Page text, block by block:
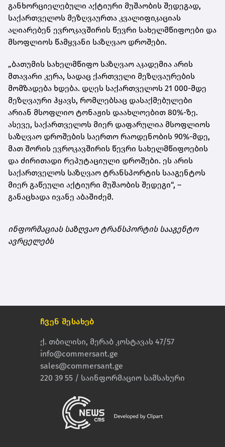
განხორციელებული აქტიური მუშაობის შედეგად,
საქართველოს მეზღვაურთა კვალიფიკაციას
აღიარებენ ევროკავშირის წევრი სახელმწიფოები და
მსოფლიოს წამყვანი საზღვაო დროშები.
„ბათუმის სახელმწიფო საზღვაო აკადემია არის
მთავარი კერა, სადაც ქართველი მეზღვაურების
მომზადება ხდება. დღეს საქართველოს 21 000-მდე
მეზღვაური ჰყავს, რომლებსაც დასაქმებულები
არიან მსოფლიო ტონაჟის დაახლოებით 80%-ზე.
ასევე, საქართველოს მიერ დაფარულია მსოფლიოს
საზღვაო დროშების საერთო რაოდენობის 90%-მდე,
მათ შორის ევროკავშირის წევრი სახელმწიფოების
და ძირითადი რეპუტაციული დროშები. ეს არის
საქართველოს საზღვაო ტრანსპორტის სააგენტოს
მიერ გაწეული აქტიური მუშაობის შედეგი“, –
განაცხადა ივანე აბაშიძემ.
ინფორმაციას საზღვაო ტრანსპორტის სააგენტო
ავრცელებს
ჩვენ შესახებ
ქ. თბილისი, მერაბ კოსტავას 47/57
info@commersant.ge
sales@commersant.ge
220 39 55 / საინფორმაციო სამსახური